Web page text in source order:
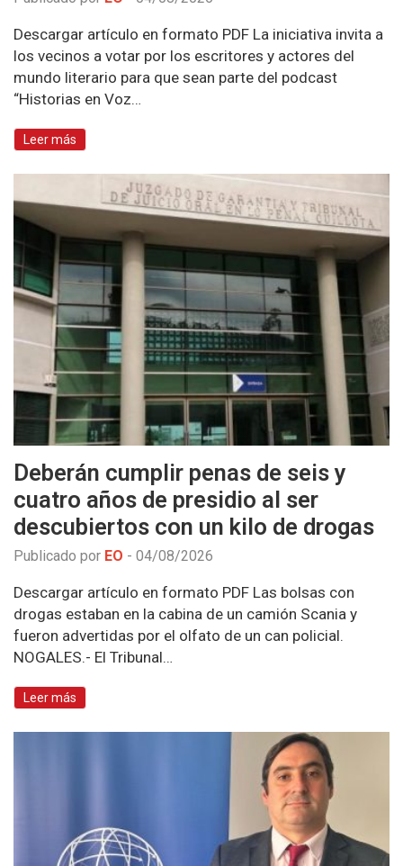
Descargar artículo en formato PDF La iniciativa invita a
los vecinos a votar por los escritores y actores del
mundo literario para que sean parte del podcast
“Historias en Voz…
Leer más
Deberán cumplir penas de seis y
cuatro años de presidio al ser
descubiertos con un kilo de drogas
Publicado por EO - 04/08/2026
Descargar artículo en formato PDF Las bolsas con
drogas estaban en la cabina de un camión Scania y
fueron advertidas por el olfato de un can policial.
NOGALES.- El Tribunal…
Leer más